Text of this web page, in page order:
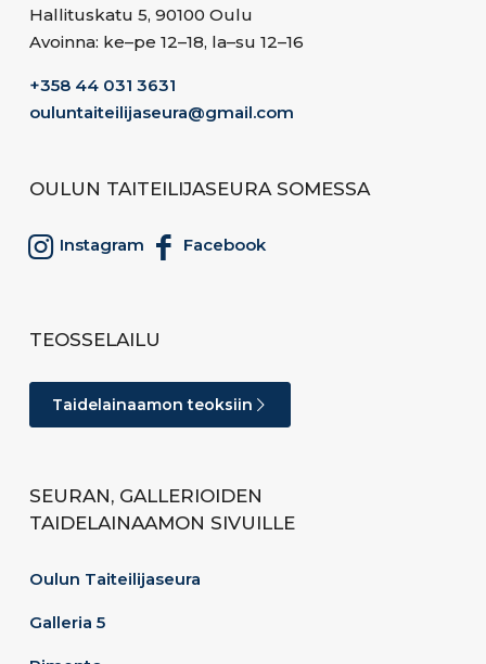
Hallituskatu 5, 90100 Oulu
Avoinna: ke–pe 12–18, la–su 12–16
+358 44 031 3631
ouluntaiteilijaseura@gmail.com
OULUN TAITEILIJASEURA SOMESSA
Instagram Facebook
TEOSSELAILU
Taidelainaamon teoksiin
SEURAN, GALLERIOIDEN
TAIDELAINAAMON SIVUILLE
Oulun Taiteilijaseura
Galleria 5